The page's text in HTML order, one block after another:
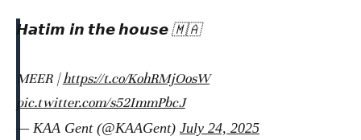
𝙃𝙖𝙩𝙞𝙢 𝙞𝙣 𝙩𝙝𝙚 𝙝𝙤𝙪𝙨𝙚 🇲🇦
MEER |https://t.co/KohRMjOosW
pic.twitter.com/s52ImmPbcJ
— KAA Gent (@KAAGent) July 24, 2025